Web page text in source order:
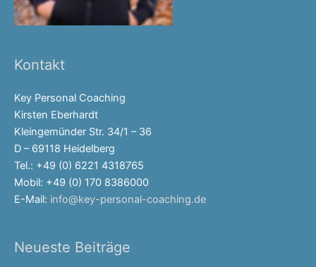
Kontakt
Key Personal Coaching
Kirsten Eberhardt
Kleingemünder Str. 34/1 – 36
D – 69118 Heidelberg
Tel.: +49 (0) 6221 4318765
Mobil: +49 (0) 170 8386000
E-Mail: info@key-personal-coaching.de
Neueste Beiträge